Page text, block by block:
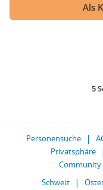
Als
5
Personensuche
Privatsphäre
Community
Schweiz